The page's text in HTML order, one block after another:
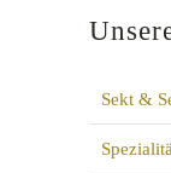
Sekt &